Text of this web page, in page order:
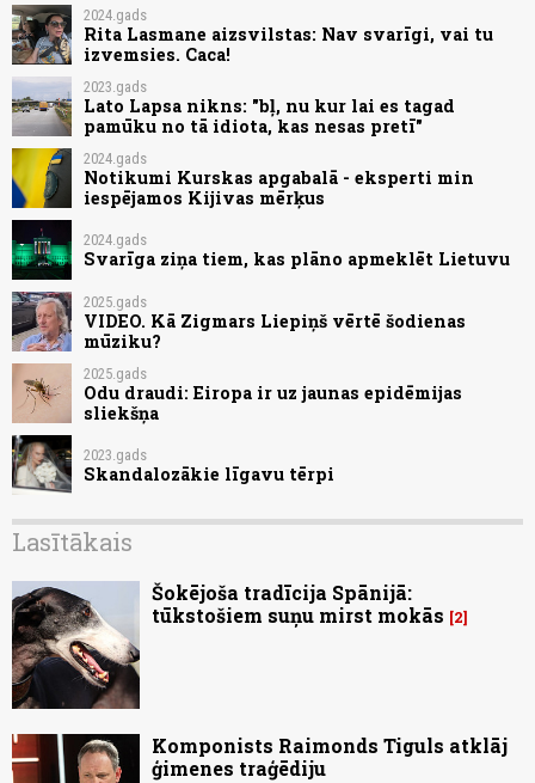
2024.gads
Rita Lasmane aizsvilstas: Nav svarīgi, vai tu
izvemsies. Caca!
2023.gads
Lato Lapsa nikns: "bļ, nu kur lai es tagad
pamūku no tā idiota, kas nesas pretī"
2024.gads
Notikumi Kurskas apgabalā - eksperti min
iespējamos Kijivas mērķus
2024.gads
Svarīga ziņa tiem, kas plāno apmeklēt Lietuvu
2025.gads
VIDEO. Kā Zigmars Liepiņš vērtē šodienas
mūziku?
2025.gads
Odu draudi: Eiropa ir uz jaunas epidēmijas
sliekšņa
2023.gads
Skandalozākie līgavu tērpi
Lasītākais
Šokējoša tradīcija Spānijā:
tūkstošiem suņu mirst mokās
2
Komponists Raimonds Tiguls atklāj
ģimenes traģēdiju